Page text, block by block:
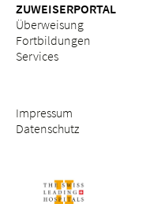
ZUWEISERPORTAL
Überweisung
Fortbildungen
Services
Impressum
Datenschutz